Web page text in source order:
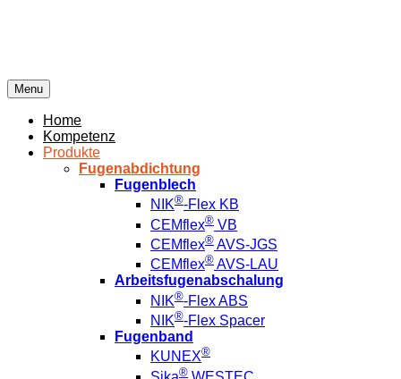
Menu
Home
Kompetenz
Produkte
Fugenabdichtung
Fugenblech
NIK®-Flex KB
CEMflex® VB
CEMflex® AVS-JGS
CEMflex® AVS-LAU
Arbeitsfugenabschalung
NIK®-Flex ABS
NIK®-Flex Spacer
Fugenband
KUNEX®
®